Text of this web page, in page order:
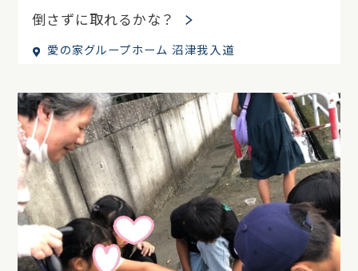
倒さずに取れるかな？
愛の家グループホーム 沼津我入道